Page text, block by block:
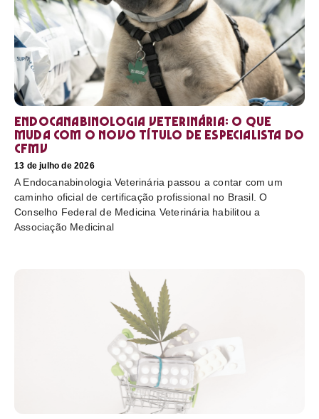
Endocanabinologia Veterinária: o que
muda com o novo título de especialista do
CFMV
13 de julho de 2026
A Endocanabinologia Veterinária passou a contar com um
caminho oficial de certificação profissional no Brasil. O
Conselho Federal de Medicina Veterinária habilitou a
Associação Medicinal